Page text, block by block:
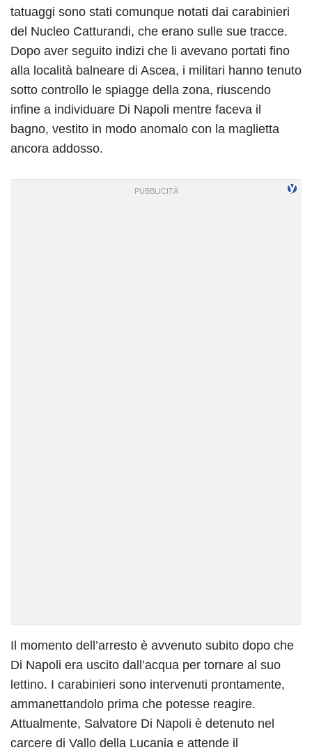
tatuaggi sono stati comunque notati dai carabinieri
del Nucleo Catturandi, che erano sulle sue tracce.
Dopo aver seguito indizi che li avevano portati fino
alla località balneare di Ascea, i militari hanno tenuto
sotto controllo le spiagge della zona, riuscendo
infine a individuare Di Napoli mentre faceva il
bagno, vestito in modo anomalo con la maglietta
ancora addosso.
Il momento dell’arresto è avvenuto subito dopo che
Di Napoli era uscito dall’acqua per tornare al suo
lettino. I carabinieri sono intervenuti prontamente,
ammanettandolo prima che potesse reagire.
Attualmente, Salvatore Di Napoli è detenuto nel
carcere di Vallo della Lucania e attende il